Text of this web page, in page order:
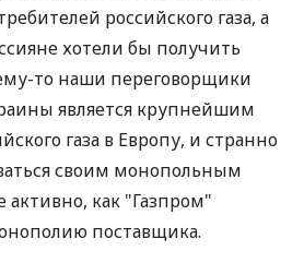
российского газа, а
хотели бы получить
то наши переговорщики
является крупнейшим
газа в Европу, и странно
своим монопольным
как "Газпром"
поставщика.